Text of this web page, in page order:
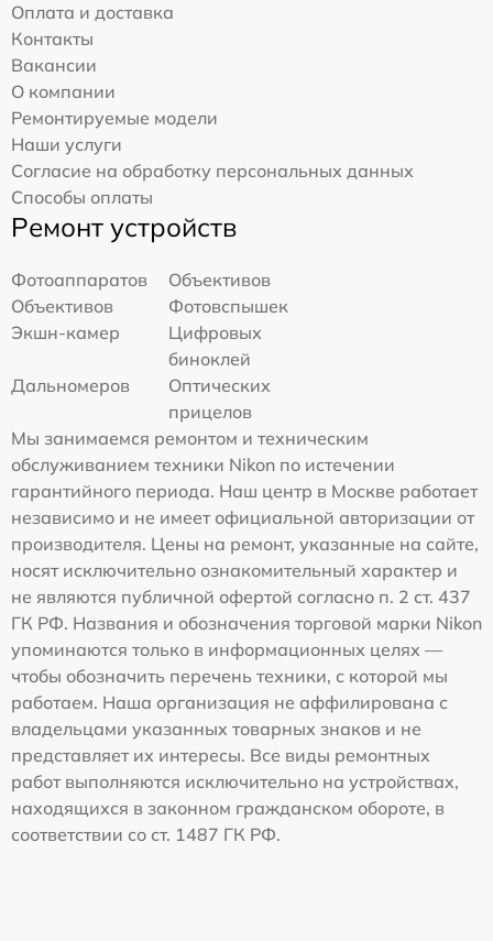
Оплата и доставка
Контакты
Вакансии
О компании
Ремонтируемые модели
Наши услуги
Согласие на обработку персональных данных
Способы оплаты
Ремонт устройств
Фотоаппаратов
Объективов
Объективов
Фотовспышек
Экшн-камер
Цифровых
биноклей
Дальномеров
Оптических
прицелов
Мы занимаемся ремонтом и техническим
обслуживанием техники Nikon по истечении
гарантийного периода. Наш центр в Москве работает
независимо и не имеет официальной авторизации от
производителя. Цены на ремонт, указанные на сайте,
носят исключительно ознакомительный характер и
не являются публичной офертой согласно п. 2 ст. 437
ГК РФ. Названия и обозначения торговой марки Nikon
упоминаются только в информационных целях —
чтобы обозначить перечень техники, с которой мы
работаем. Наша организация не аффилирована с
владельцами указанных товарных знаков и не
представляет их интересы. Все виды ремонтных
работ выполняются исключительно на устройствах,
находящихся в законном гражданском обороте, в
соответствии со ст. 1487 ГК РФ.